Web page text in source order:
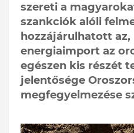
szereti a
szankciók alóli
hozzájárulhatott
energiaimport az
egészen kis részét
jelentősége
megfegyelmezése